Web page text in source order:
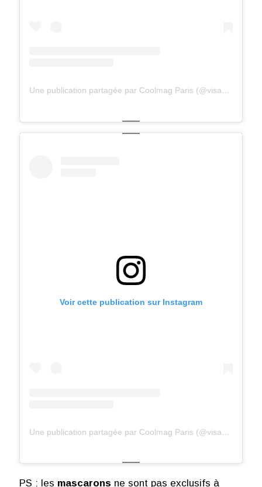
Une publication partagée par Coolmag Paris (@visagesdeparis)
Voir cette publication sur Instagram
Une publication partagée par Coolmag Paris (@visagesdeparis)
PS : les mascarons ne sont pas exclusifs à